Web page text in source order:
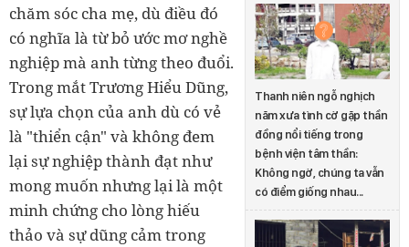
Thanh niên ngỗ nghịch
năm xưa tình cờ gặp thần
đồng nổi tiếng trong
bệnh viện tâm thần:
Không ngờ, chúng ta vẫn
có điểm giống nhau...
chăm sóc cha mẹ, dù điều đó
có nghĩa là từ bỏ ước mơ nghề
nghiệp mà anh từng theo đuổi.
Trong mắt Trương Hiểu Dũng,
sự lựa chọn của anh dù có vẻ
là "thiển cận" và không đem
lại sự nghiệp thành đạt như
mong muốn nhưng lại là một
minh chứng cho lòng hiếu
thảo và sự dũng cảm trong